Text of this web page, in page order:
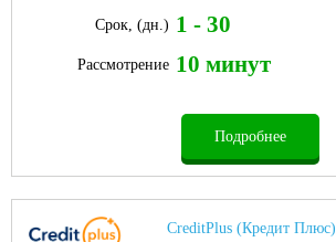
Срок, (дн.) 1 - 30
Рассмотрение 10 минут
Подробнее
CreditPlus (Кредит Плюс)